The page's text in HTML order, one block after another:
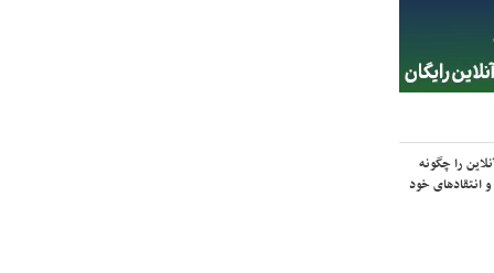
را چگونه
انتقادهای خود